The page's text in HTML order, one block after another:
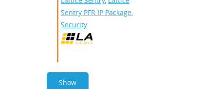
Sentry PFR IP Package,
Security
Show